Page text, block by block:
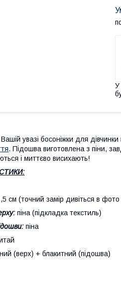
У
увазі босоніжки для
. Підошва виготовлена з піни,
і миттєво висихають!
см (точний замір дивіться в фото
піна (підкладка текстиль)
піна
(верх) + блакитний (підошва)